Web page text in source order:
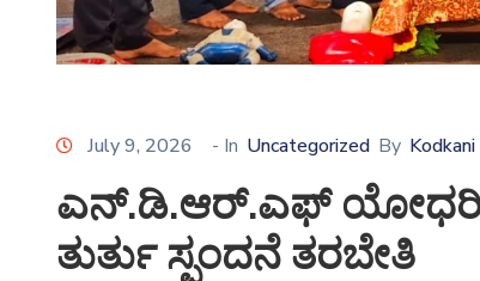
July 9, 2026 - In Uncategorized By
ಎನ್.ಡಿ.ಆರ್.ಎಫ್
ತುರ್ತು ಸ್ಪಂದನೆ ತರಬೇತಿ